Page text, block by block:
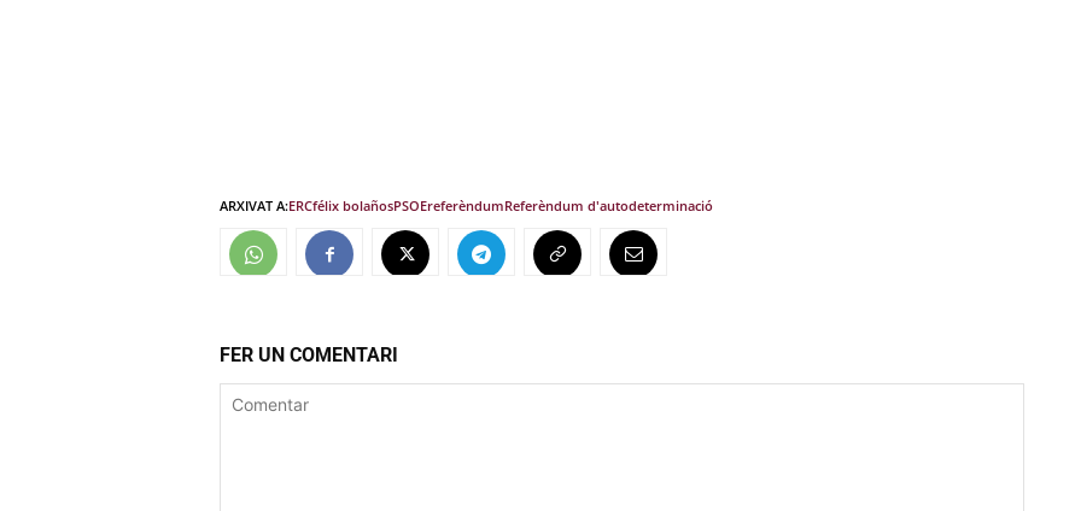
ARXIVAT A:ERCfélix bolañosPSOEreferèndumReferèndum d'autodeterminació
FER UN COMENTARI